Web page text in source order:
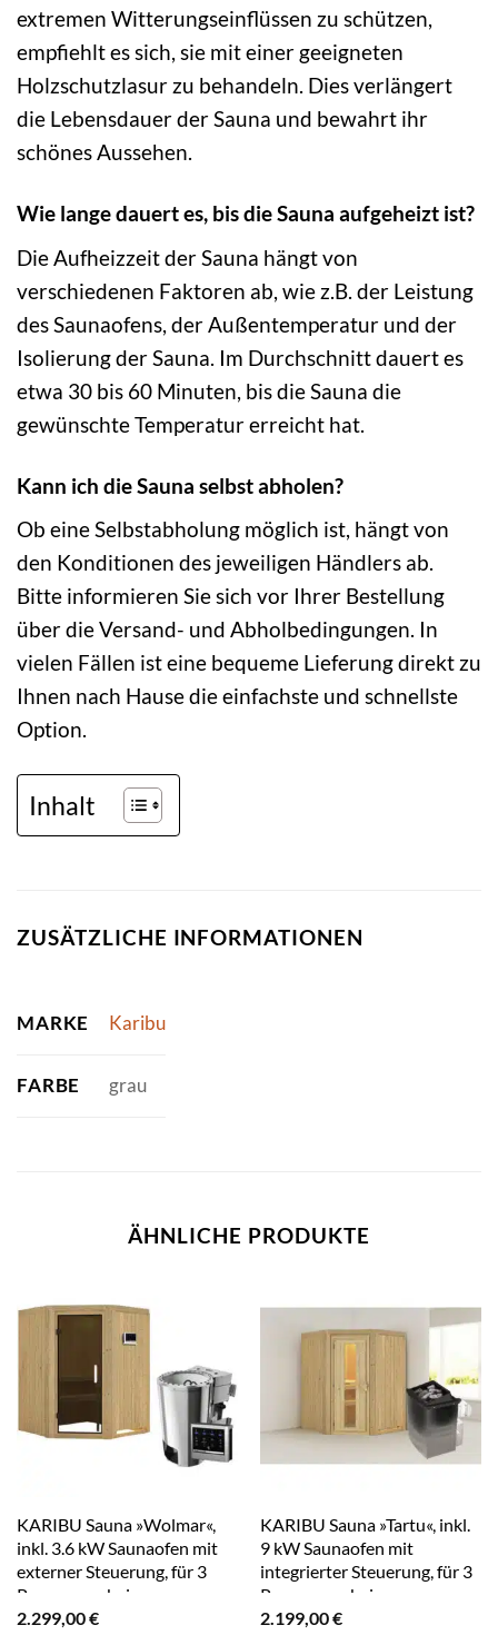
extremen Witterungseinflüssen zu schützen,
empfiehlt es sich, sie mit einer geeigneten
Holzschutzlasur zu behandeln. Dies verlängert
die Lebensdauer der Sauna und bewahrt ihr
schönes Aussehen.
Wie lange dauert es, bis die Sauna aufgeheizt ist?
Die Aufheizzeit der Sauna hängt von
verschiedenen Faktoren ab, wie z.B. der Leistung
des Saunaofens, der Außentemperatur und der
Isolierung der Sauna. Im Durchschnitt dauert es
etwa 30 bis 60 Minuten, bis die Sauna die
gewünschte Temperatur erreicht hat.
Kann ich die Sauna selbst abholen?
Ob eine Selbstabholung möglich ist, hängt von
den Konditionen des jeweiligen Händlers ab.
Bitte informieren Sie sich vor Ihrer Bestellung
über die Versand- und Abholbedingungen. In
vielen Fällen ist eine bequeme Lieferung direkt zu
Ihnen nach Hause die einfachste und schnellste
Option.
Inhalt
ZUSÄTZLICHE INFORMATIONEN
MARKE Karibu
FARBE grau
ÄHNLICHE PRODUKTE
KARIBU Sauna »Wolmar«,
inkl. 3.6 kW Saunaofen mit
externer Steuerung, für 3
Personen – beige
2.299,00€
KARIBU Sauna »Tartu«, inkl.
9 kW Saunaofen mit
integrierter Steuerung, für 3
Personen – beige
2.199,00€